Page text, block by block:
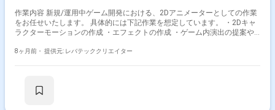
OJTが可能なポジションです。 月に数体ものキャラクターポーズを描いて
いただくため、デッサン力やスピード向上も望めます。 また、キャラクタ
ーに合わせたモーションアニメも作成するため、キャラクターアニメーシ
学卒業の方 ・アニメーターの方 など ※将来的にアニメーターやイラスト
作業内容 新規/運用中ゲーム開発における、2Dアニメーターとしての作業
をお任せいたします。 具体的には下記作業を想定しています。 ・2Dキャ
ラクターモーションの作成 ・エフェクトの作成 ・ゲーム内演出の提案や
8ヶ月前・ 提供元: レバテッククリエイター